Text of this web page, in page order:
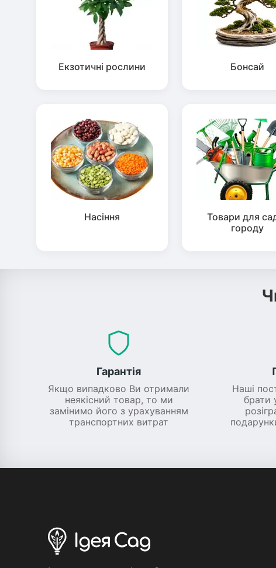
Екзотичні рослини Бонсай
Насіння
Товари для
городу
Гарантія
Якщо випадково Ви отримали
неякісний товар, то ми
замінимо його з урахуванням
транспортних витрат
Наші
брати